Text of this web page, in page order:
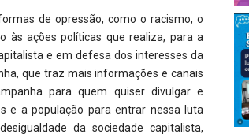
de opressão, como o racismo, o
às ações políticas que realiza, para a
e em defesa dos interesses da
que traz mais informações e canais
para quem quiser divulgar e
e a população para entrar nessa luta
da sociedade capitalista,